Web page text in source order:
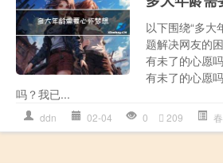
以下围绕“多大
题解决网友的
有未了的心愿
有未了的心愿
吗？我已...
ddn 02-04 0 209